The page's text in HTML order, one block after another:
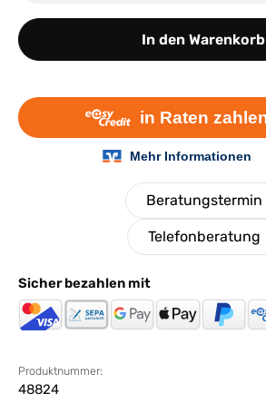
In den Warenkorb
Beratungstermin
Telefonberatung
Sicher bezahlen mit
Produktnummer:
48824